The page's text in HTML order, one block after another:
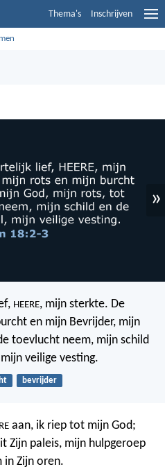
Thema's Inschrijven
»
HEERE, mijn sterkte. De
en mijn Bevrijder, mijn
toevlucht neem, mijn schild
veilige vesting.
bevrijder
aan, ik riep tot mijn God;
Zijn paleis, mijn hulpgeroep
in Zijn oren.